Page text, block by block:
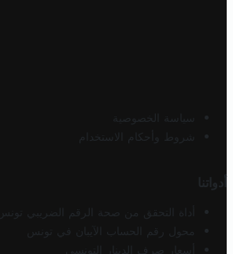
سياسة الخصوصية
شروط وأحكام الاستخدام
أدواتنا
أداة التحقق من صحة الرقم الضريبي تونس
محول رقم الحساب الآيبان في تونس
أسعار صرف الدينار التونسي